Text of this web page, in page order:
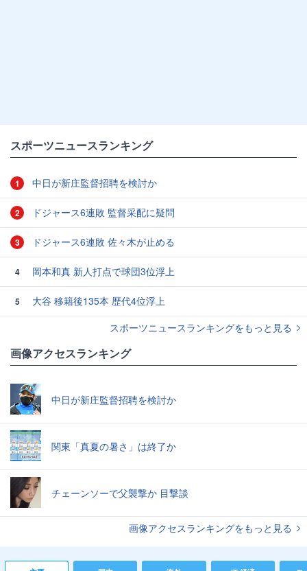
スポーツニュースランキング
1 中日が新庄監督招聘を検討か
2 ドジャース6連敗 監督采配に疑問
3 ドジャース6連敗 佐々木が止める
4 岡本和真 新人打点で球団3位浮上
5
大谷 移籍後135本 歴代4位浮上
スポーツニュースランキングをもっと見る
画像アクセスランキング
中日が新庄監督招聘を検討か
関東「真夏の暑さ」は終了か
チェーンソーで父襲撃か 目撃談
画像アクセスランキングをもっと見る